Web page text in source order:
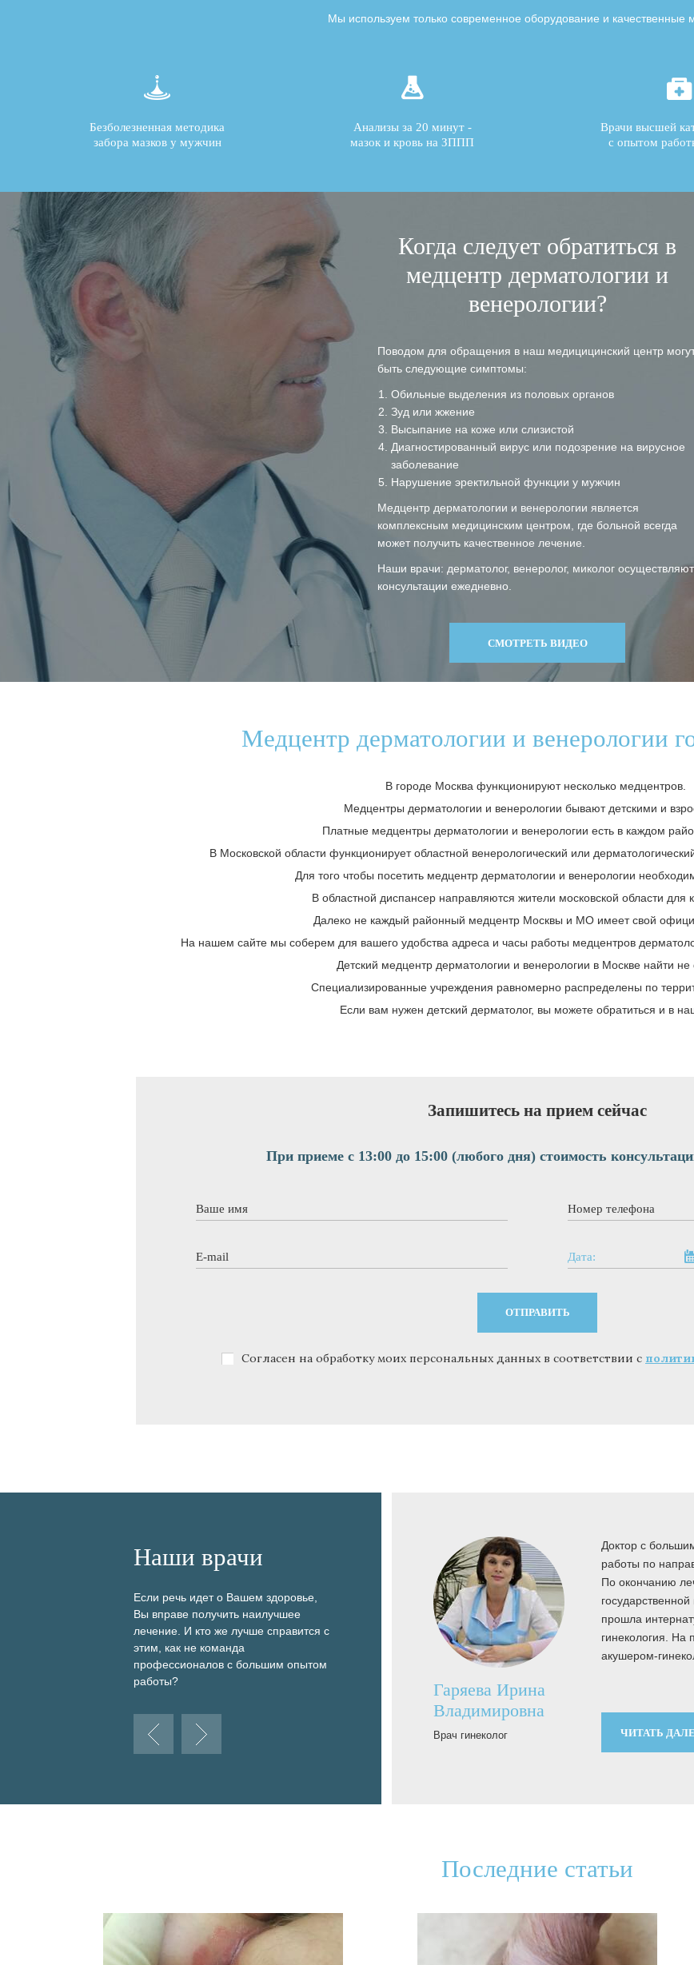
Мы используем только современное оборудование и качественные
Безболезненная методика
забора мазков у мужчин
Анализы за 20 минут -
мазок и кровь на ЗППП
Врачи высшей
с опытом
Когда следует обратиться в
медцентр дерматологии и
венерологии?
Поводом для обращения в наш медицицинский центр
быть следующие симптомы:
Обильные выделения из половых органов
Зуд или жжение
Высыпание на коже или слизистой
Диагностированный вирус или подозрение на вирусное
заболевание
Нарушение эректильной функции у мужчин
Медцентр дерматологии и венерологии является
комплексным медицинским центром, где больной всегда
может получить качественное лечение.
Наши врачи: дерматолог, венеролог, миколог осуществляют
консультации ежедневно.
Медцентр дерматологии и венерологии
В городе Москва функционируют несколько медцентров.
Медцентры дерматологии и венерологии бывают детскими и
Платные медцентры дерматологии и венерологии есть в каждом
В Московской области функционирует областной венерологический или
Для того чтобы посетить медцентр дерматологии и венерологии
В областной диспансер направляются жители московской области для
Далеко не каждый районный медцентр Москвы и МО имеет свой
На нашем сайте мы соберем для вашего удобства адреса и часы работы медцентров
Детский медцентр дерматологии и венерологии в Москве найти не
Специализированные учреждения равномерно распределены по
Если вам нужен детский дерматолог, вы можете обратиться и в
Запишитесь на прием сейчас
При приеме с 13:00 до 15:00 (любого дня)стоимость
Ваше имя Номер телефона
E-mail Дата:
Политика конфиденциальности*
Согласен на обработку моих персональных данных в соответствии с
Наши врачи
Если речь идет о Вашем здоровье,
Вы вправе получить наилучшее
лечение. И кто же лучше справится с
этим, как не команда
профессионалов с большим опытом
работы?
институт, специальность "Лечебное дело".
"Гинекология" в Ярославском государственном медицинском
институте.
В 2016-2017 гг. прошла курсы повышения квалификации по
специальности "Акушерство и
ЧИТАТЬ ДАЛЕЕ
Гаряева Ирина
Владимировна
Врач гинеколог
Доктор с
работы по
По окончанию
прошла
гинекология. На
акушером-
ЧИТАТЬ
Последние статьи